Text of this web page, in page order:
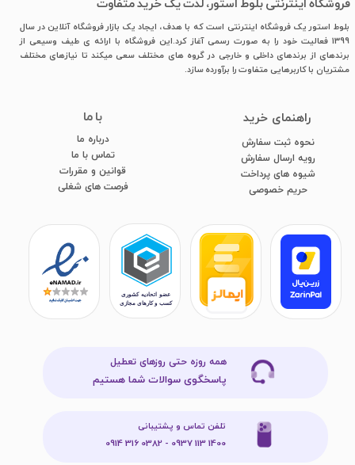
فروشگاه اینترنتی بلوط استور، لذت یک خرید متفاوت
بلوط استور یک فروشگاه اینترنتی است که با هدف، ایجاد یک بازار فروشگاه آنلاین در سال
1399 فعالیت خود را به صورت رسمی آغاز کرد.این فروشگاه با ارائه ی طیف وسیعی از
برندهای از برندهای داخلی و خارجی در گروه های مختلف سعی میکند تا نیازهای مختلف
مشتریان با کاربرهایی متفاوت را برآورده سازد.
با ما
درباره ما
تماس با ما
قوانین و مقررات
فرصت های شغلی
​راهنمای خرید
نحوه ثبت سفارش
رویه ارسال سفارش
شیوه های پرداخت
​​​​​​​حریم خصوصی
همه روزه حتی روزهای تعطیل
پاسخگوی سوالات شما هستیم
تلفن تماس و پشتیبانی
1400 113 0937 - 0382 316 0914